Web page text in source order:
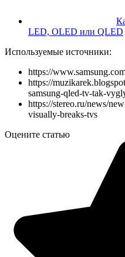
LED, OLED или QLED
Используемые источники:
https://
https://
samsung-qled-tv-tak-
https://stereo.ru/news/
visually-breaks-tvs
Оцените статью